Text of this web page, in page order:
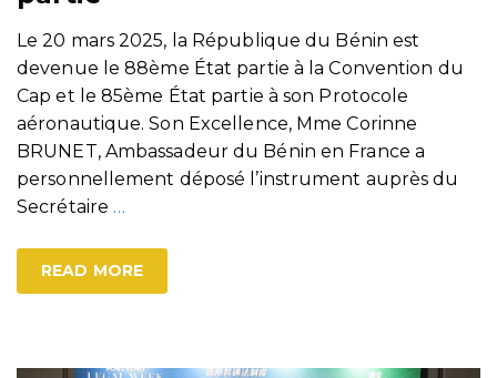
Le 20 mars 2025, la République du Bénin est
devenue le 88ème État partie à la Convention du
Cap et le 85ème État partie à son Protocole
aéronautique. Son Excellence, Mme Corinne
BRUNET, Ambassadeur du Bénin en France a
personnellement déposé l’instrument auprès du
Secrétaire …
READ MORE